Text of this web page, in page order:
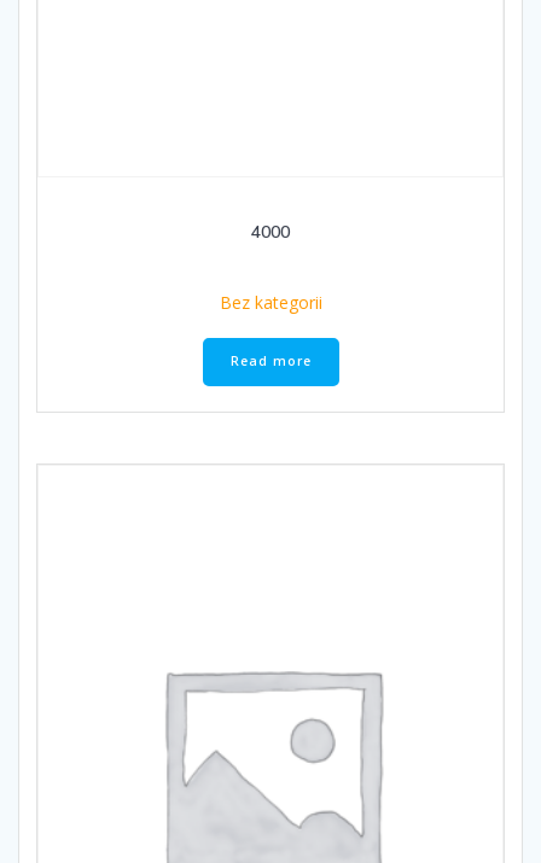
4000
Bez kategorii
Read more